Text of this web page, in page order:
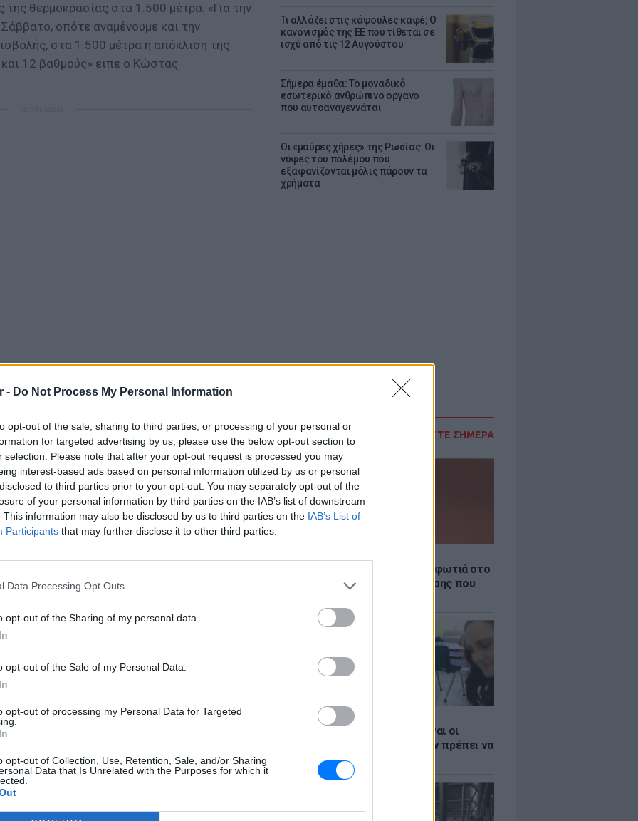
- Do Not Process My Personal Information
opt-out of the sale, sharing to third parties, or processing of your personal or
for targeted advertising by us, please use the below opt-out section to
selection. Please note that after your opt-out request is processed you may
interest-based ads based on personal information utilized by us or personal
to third parties prior to your opt-out. You may separately opt-out of the
of your personal information by third parties on the IAB’s list of downstream
This information may also be disclosed by us to third parties on the IAB’s List of
Participants that may further disclose it to other third parties.
Data Processing Opt Outs
opt-out of the Sharing of my personal data.
opt-out of the Sale of my Personal Data.
opt-out of processing my Personal Data for Targeted
opt-out of Collection, Use, Retention, Sale, and/or Sharing
Data that Is Unrelated with the Purposes for which it
Τι αλλάζει στις κάψουλες καφέ; Ο
κανονισμός της ΕΕ που τίθεται σε
ισχύ από τις 12 Αυγούστου
Σήμερα έμαθα: Το μοναδικό
εσωτερικό ανθρώπινο όργανο
που αυτοαναγεννάται
Οι «μαύρες χήρες» της Ρωσίας: Οι
νύφες του πολέμου που
εξαφανίζονται μόλις πάρουν τα
χρήματα
ΔΙΑΒΑΣΤΕ ΣΗΜΕΡΑ
Συγκλονιστικό βίντεο από τη φωτιά στο
Πόρτο Γερμενό: Η νύχτα κόλασης που
ΕΙΔΗΣΕΙΣ
Voucher ΕΣΠΑ 2026: Αυτές είναι οι
κρίσιμες ημερομηνίες που δεν πρέπει να
της θερμοκρασίας στα 1.500 μέτρα. «Για την
οπότε αναμένουμε και την
στα 1.500 μέτρα η απόκλιση της
12 βαθμούς» ειπε ο Κώστας
τελευταία δεκαετία, στο δεύτερο
η μέση θερμοκρασία στην Αθήνα είναι οι
οι 16,5 βαθμοί και στη Θεσσαλονίκη οι 11
προσθέτει, «αναμένουμε 25 με 26 βαθμούς
από τις κανονικές θερμοκρασίες στο
θα δούμε 5 με 6 βαθμούς πάνω από τα
6-7 βαθμούς πάνω από τα
ότι «ταυτόχρονα, σε αυτό το διάστημα
σήμερα και αύριο» και πως «οι
“εξαφάνισαν” τα χιόνια. Το
τώρα βλέπεις πάλι έδαφος και μιλάμε για
των προηγούμενων δεκαετιών
από τις προηγούμενες δεκαετίες, ο
στο συμπέρασμα ότι η επικείμενη θερμή
γεγονός.